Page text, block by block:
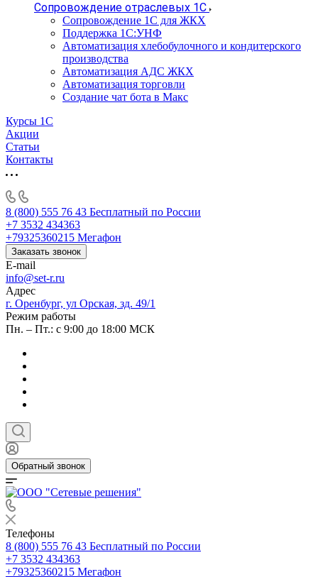
Сопровождение отраслевых 1С
Сопровождение 1С для ЖКХ
Поддержка 1С:УНФ
Автоматизация хлебобулочного и кондитерского
производства
Автоматизация АДС ЖКХ
Автоматизация торговли
Создание чат бота в Макс
Курсы 1С
Акции
Статьи
Контакты
8 (800) 555 76 43 Бесплатный по России
+7 3532 434363
+79325360215 Мегафон
Заказать звонок
E-mail
info@set-r.ru
Адрес
г. Оренбург, ул Орская, зд. 49/1
Режим работы
Пн. – Пт.: с 9:00 до 18:00 МСК
Обратный звонок
Телефоны
8 (800) 555 76 43 Бесплатный по России
+7 3532 434363
+79325360215 Мегафон